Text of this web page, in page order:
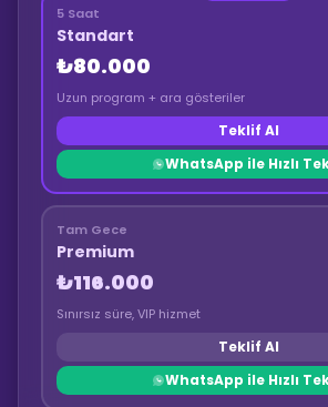
5 Saat
Standart
₺80.000
Uzun program + ara gösteriler
Teklif Al
WhatsApp ile Hızlı
Tam Gece
Premium
₺116.000
Sınırsız süre, VIP hizmet
Teklif Al
WhatsApp ile Hızlı